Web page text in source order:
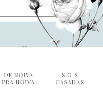
DE NOIVA
PRA NOIVA
S.O.S
CASADAS